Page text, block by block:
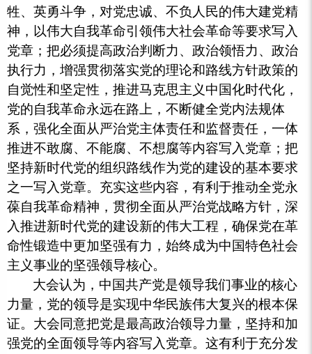
牲、英勇斗争，对党忠诚、不负人民的伟大建党精
神，以伟大自我革命引领伟大社会革命等要求写入
党章；把必须提高政治判断力、政治领悟力、政治
执行力，增强贯彻落实党的理论和路线方针政策的
自觉性和坚定性，推进马克思主义中国化时代化，
党的自我革命永远在路上，不断健全党内法规体
系，强化全面从严治党主体责任和监督责任，一体
推进不敢腐、不能腐、不想腐等内容写入党章；把
坚持新时代党的组织路线作为党的建设的基本要求
之一写入党章。充实这些内容，有利于推动全党永
葆自我革命精神，贯彻全面从严治党战略方针，深
入推进新时代党的建设新的伟大工程，确保党在革
命性锻造中更加坚强有力，始终成为中国特色社会
主义事业的坚强领导核心。
大会认为，中国共产党是领导我们事业的核心
力量，党的领导是实现中华民族伟大复兴的根本保
证。大会同意把党是最高政治领导力量，坚持和加
强党的全面领导等内容写入党章。这有利于充分发